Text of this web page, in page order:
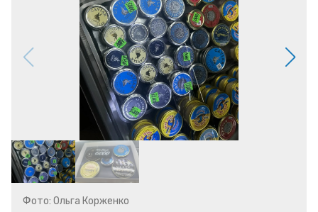
Фото: Ольга Корженко